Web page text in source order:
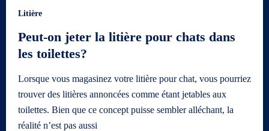
Litière
Peut-on jeter la litière pour chats dans
les toilettes?
Lorsque vous magasinez votre litière pour chat, vous pourriez
trouver des litières annoncées comme étant jetables aux
toilettes. Bien que ce concept puisse sembler alléchant, la
réalité n’est pas aussi